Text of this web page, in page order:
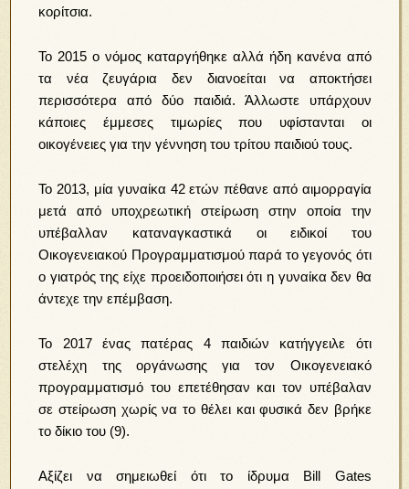
κορίτσια.
Το 2015 ο νόμος καταργήθηκε αλλά ήδη κανένα από
τα νέα ζευγάρια δεν διανοείται να αποκτήσει
περισσότερα από δύο παιδιά. Άλλωστε υπάρχουν
κάποιες έμμεσες τιμωρίες που υφίστανται οι
οικογένειες για την γέννηση του τρίτου παιδιού τους.
To 2013, μία γυναίκα 42 ετών πέθανε από αιμορραγία
μετά από υποχρεωτική στείρωση στην οποία την
υπέβαλλαν καταναγκαστικά οι ειδικοί του
Οικογενειακού Προγραμματισμού παρά το γεγονός ότι
ο γιατρός της είχε προειδοποιήσει ότι η γυναίκα δεν θα
άντεχε την επέμβαση.
Το 2017 ένας πατέρας 4 παιδιών κατήγγειλε ότι
στελέχη της οργάνωσης για τον Οικογενειακό
προγραμματισμό του επετέθησαν και τον υπέβαλαν
σε στείρωση χωρίς να το θέλει και φυσικά δεν βρήκε
το δίκιο του (9).
Aξίζει να σημειωθεί ότι το ίδρυμα Bill Gates